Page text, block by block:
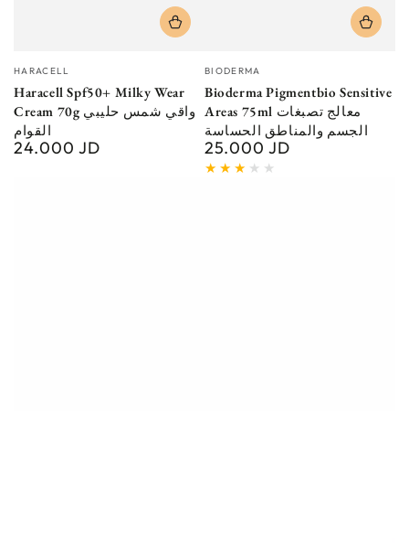
Vendor:
HARACELL
Haracell Spf50+ Milky Wear
Cream 70g واقي شمس حليبي
القوام
Regular
24.000 JD
Vendor:
BIODERMA
Bioderma Pigmentbio Sensitive
Areas 75ml معالج تصبغات
الجسم والمناطق الحساسة
Regular
price
25.000 JD